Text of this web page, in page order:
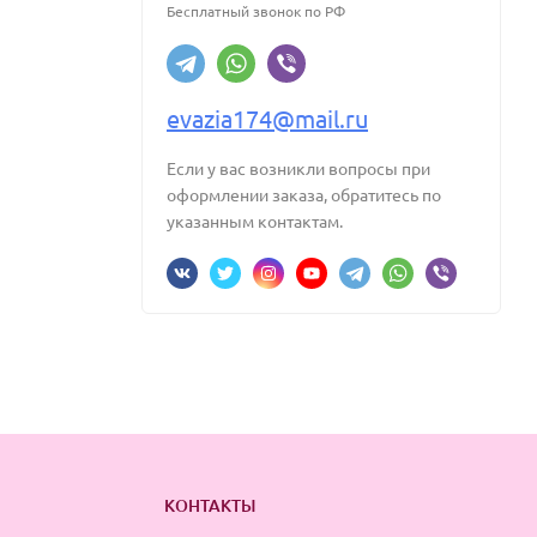
Бесплатный звонок по РФ
evazia174@mail.ru
Если у вас возникли вопросы при
оформлении заказа, обратитесь по
указанным контактам.
КОНТАКТЫ